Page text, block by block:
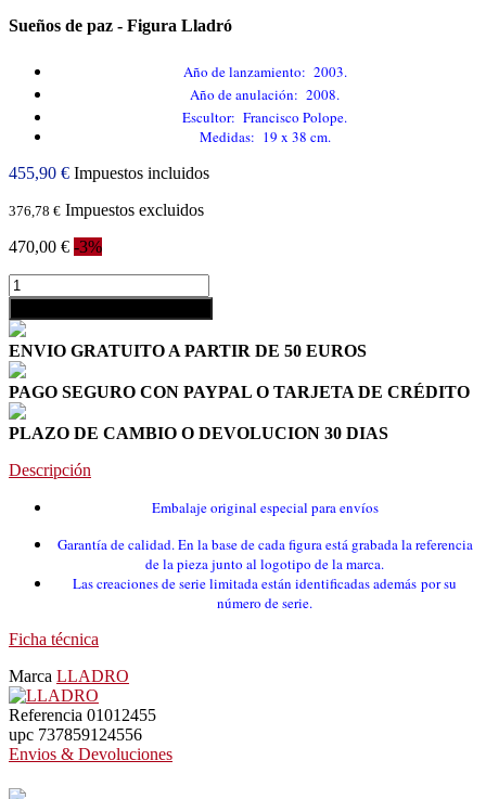
Sueños de paz - Figura Lladró
Año de lanzamiento: 2003.
Año de anulación: 2008.
Escultor: Francisco Polope.
Medidas: 19 x 38 cm.
455,90 € Impuestos incluidos
376,78 € Impuestos excluidos
470,00 € -3%
ENVIO GRATUITO A PARTIR DE 50 EUROS
PAGO SEGURO CON PAYPAL O TARJETA DE CRÉDITO
PLAZO DE CAMBIO O DEVOLUCION 30 DIAS
Descripción
Embalaje original especial para envíos
Garantía de calidad. En la base de cada figura está grabada la referencia
de la piezajunto al logotipo de la marca.
Las creaciones de serie limitada están identificadas además por su
número de serie.
Ficha técnica
Marca LLADRO
Referencia 01012455
upc 737859124556
Envios & Devoluciones